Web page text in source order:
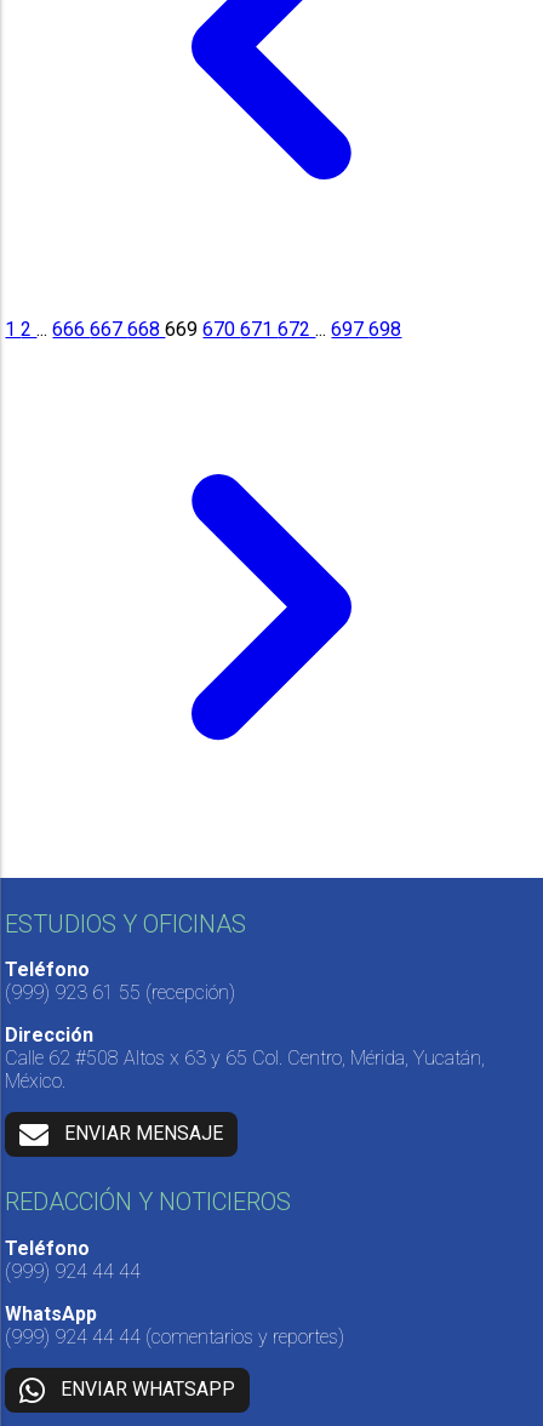
12... 666667668669 670671672... 697698
ESTUDIOS Y OFICINAS
Teléfono
(999) 923 61 55 (recepción)
Dirección
Calle 62 #508 Altos x 63 y 65 Col. Centro, Mérida, Yucatán,
México.
ENVIAR MENSAJE
REDACCIÓN Y NOTICIEROS
Teléfono
(999) 924 44 44
WhatsApp
(999) 924 44 44 (comentarios y reportes)
ENVIAR WHATSAPP